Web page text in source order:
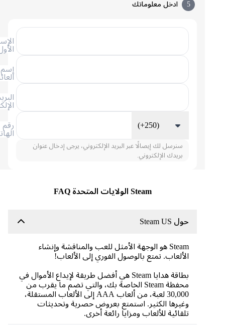
ادخل معلوماتك
العائلة
الإلكتروني
الهاتف
(+250)
سنرسل لك إيصالًا عبر البريد الإلكتروني، يرجى إدخال عنوان
بريدك الإلكتروني.
Steam الولايات المتحدة FAQ
Steam هو الوجهة الأمثل للعب والمناقشة وإنشاء
الألعاب. تمتع بالوصول الفوري إلى الألعاب!
بطاقة هدايا Steam هي أفضل طريقة لإيداع الأموال في
محفظة Steam الخاصة بك، والتي تضم ما يقرب من
30,000 لعبة، من ألعاب AAA إلى الألعاب المستقلة،
وغيرها الكثير. استمتع بعروض حصرية وتحديثات
تلقائية للألعاب ومزايا رائعة أخرى.